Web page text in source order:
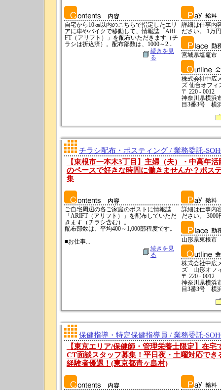
自宅から10㎞以内のこちらで指定したエリ
アに車やバイクで移動して、情報誌「ARI
FT（アリフト）」を配布いただきます（チ
ラシは折込済）。配布部数は、1000～2...
続きを見
る
詳細は仕事内
ださい。 1万
宮城県塩竈市
株式会社中広
ズ 仙台オフィ
〒 220 - 0012
神奈川県横浜
目3番3号 横
チラシ配布・ポスティング / 業務委託-
【東根市一本木3丁目】主婦（夫）・中高年
のペースで好きな時間に働きませんか？ポス
集
ご自宅周辺の各ご家庭のポストに情報誌
「ARIFT（アリフト）」を配布していただ
きます（チラシ含む）。
配布部数は、平均400～1,000部程度です。
■お仕事...
続きを見
る
詳細は仕事内
ださい。 3000
山形県東根市
株式会社中広
ズ 山形オフ
〒 220 - 0012
神奈川県横浜
目3番3号 横
保健指導・特定保健指導員 / 業務委託-
【東京エリア/保健師・管理栄養士限定】在宅
CT面談スタッフ募集！平日夜・土曜対応で
経験者優遇！(東京都青ヶ島村)